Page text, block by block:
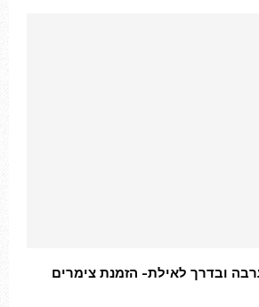
בדקה ה-90 בערבה ובדרך לאילת- הזמנת צימרים